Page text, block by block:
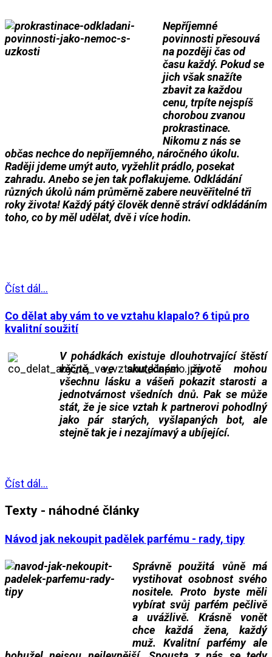
Nepříjemné
povinnosti přesouvá
na později čas od
času každý. Pokud se
jich však snažíte
zbavit za každou
cenu, trpíte nejspíš
chorobou zvanou
prokrastinace.
Nikomu z nás se
občas nechce do nepříjemného, náročného úkolu.
Raději jdeme umýt auto, vyžehlit prádlo, posekat
zahradu. Anebo se jen tak poflakujeme. Odkládání
různých úkolů nám průměrně zabere neuvěřitelné tři
roky života! Každý pátý člověk denně stráví odkládáním
toho, co by měl udělat, dvě i více hodin.
Číst dál...
Co dělat aby vám to ve vztahu klapalo? 6 tipů pro
kvalitní soužití
V pohádkách existuje dlouhotrvající štěstí
věčně, ve skutečném životě mohou
všechnu lásku a vášeň pokazit starosti a
jednotvárnost všedních dnů. Pak se může
stát, že je sice vztah k partnerovi pohodlný
jako pár starých, vyšlapaných bot, ale
stejně tak je i nezajímavý a ubíjející.
Číst dál...
Texty - náhodné články
Návod jak nekoupit padělek parfému - rady, tipy
Správně použitá vůně má
vystihovat osobnost svého
nositele. Proto byste měli
vybírat svůj parfém pečlivě
a uvážlivě. Krásně vonět
chce každá žena, každý
muž. Kvalitní parfémy ale